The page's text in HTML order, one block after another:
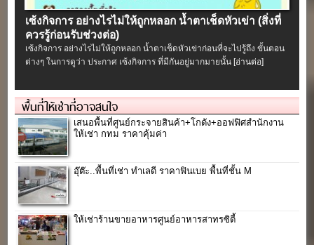
เซ้งกิจการ อย่างไรไม่ให้ถูกหลอก น้ำตาเช็ดหัวเข่า (สิ่งที่
ควรรู้ก่อนรับช่วงต่อ)
เซ้งกิจการ อย่างไรไม่ให้ถูกหลอก น้ำตาเช็ดหัวเข่าก่อนที่จะไปรู้ถึง ขั้นตอน
ต่างๆ ในการดูว่า ประกาศ เซ้งกิจการ ที่มีกันอยู่มากมายนั้น [อ่านต่อ]
พื้นที่ให้เช่าที่อาจสนใจ
เสนอพื้นที่ศูนย์กระจายสินค้า+โกดัง+ออฟฟิศสำนักงาน
ให้เช่า กทม ราคาคุ้มค่า
อุ๊ต๊ะ..พื้นที่เช่า ทำเลดี ราคาฟินเบย พื้นที่ชั้น M
ให้เช่าร้านขายอาหารศูนย์อาหารสาทรซิตี้